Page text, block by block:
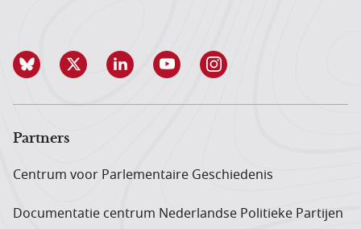
Partners
Centrum voor Parlementaire Geschiedenis
Documentatie centrum Neder­landse Politieke Partijen